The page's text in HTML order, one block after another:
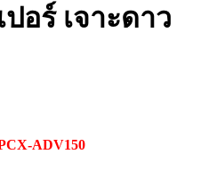
อร์ เจาะดาว
ADV150